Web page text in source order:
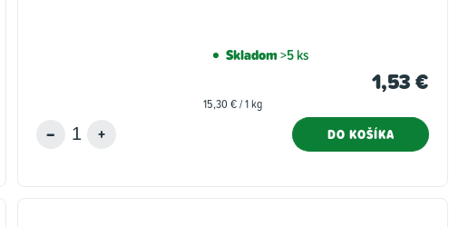
Skladom>5 ks
1,53 €
Jednotková
15,30 € / 1 kg
DO KOŠÍKA